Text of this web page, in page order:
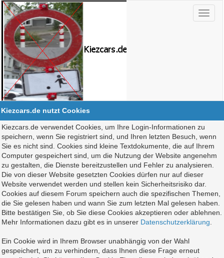
Kiezcars.de nutzt Cookies
Kiezcars.de verwendet Cookies, um Ihre Login-Informationen zu
speichern, wenn Sie registriert sind, und Ihren letzten Besuch, wenn
Sie es nicht sind. Cookies sind kleine Textdokumente, die auf Ihrem
Computer gespeichert sind, um die Nutzung der Website angenehm
zu gestalten, die Dienste bereitzustellen und Fehler zu analysieren.
Die von dieser Website gesetzten Cookies dürfen nur auf dieser
Website verwendet werden und stellen kein Sicherheitsrisiko dar.
Cookies auf diesem Forum speichern auch die spezifischen Themen,
die Sie gelesen haben und wann Sie zum letzten Mal gelesen haben.
Bitte bestätigen Sie, ob Sie diese Cookies akzeptieren oder ablehnen.
Mehr Informationen dazu gibt es in unserer Datenschutzerklärung
Ein Cookie wird in Ihrem Browser unabhängig von der Wahl
gespeichert, um zu verhindern, dass Ihnen diese Frage erneut